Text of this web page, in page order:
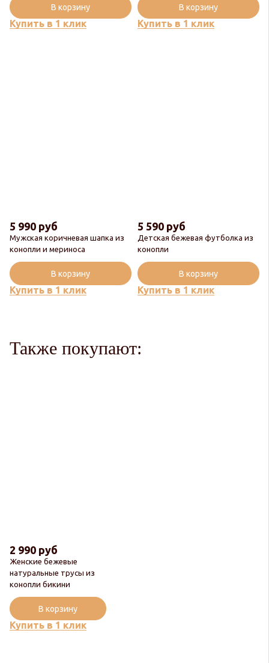
Купить в 1 клик
В корзину
Купить в 1 клик
В корзину
Мужская коричневая шапка из
конопли и мериноса
5 990 руб
Купить в 1 клик
В корзину
Популярный
Детская бежевая футболка из
конопли
5 590 руб
Купить в 1 клик
В корзину
Также покупают:
Популярный
Женские бежевые
натуральные трусы из
конопли бикини
2 990 руб
Купить в 1 клик
В корзину